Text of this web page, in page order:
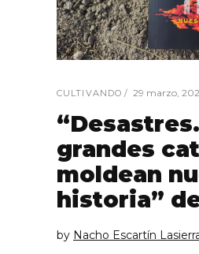
CULTIVANDO 29 marzo,
grandes
moldean
historia”
by Nacho Escartín